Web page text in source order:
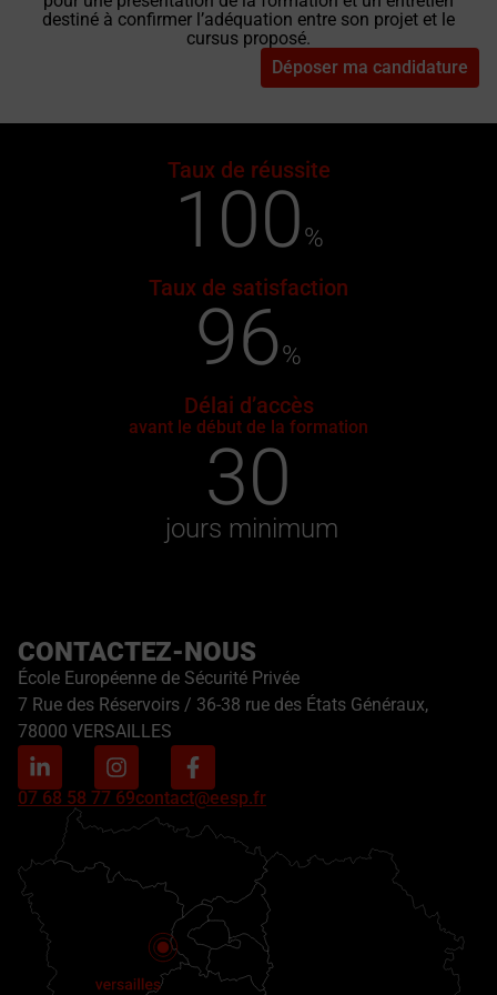
destiné à confirmer l’adéquation entre son projet et le
cursus proposé.
Déposer ma candidature
Taux de réussite
100%
Taux de satisfaction
96%
Délai d’accès
avant le début de la formation
30
jours minimum
CONTACTEZ-NOUS
École Européenne de Sécurité Privée
7 Rue des Réservoirs / 36-38 rue des États Généraux,
78000 VERSAILLES
07 68 58 77 69contact@eesp.fr